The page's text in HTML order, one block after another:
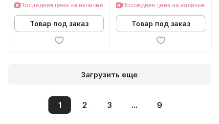
Последняя цена на наличие
Товар под заказ
Последняя цена на наличие
Товар под заказ
Загрузить еще
1 2 3 ... 9